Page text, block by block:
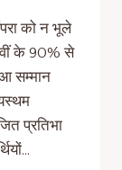
को न भूले
के 90% से
सम्मान
प्रतिभा